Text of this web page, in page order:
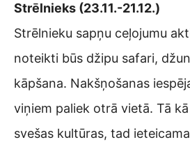
Strēlnieks (23.11.-21.12.)
Strēlnieku sapņu ceļojumu
noteikti būs džipu safari,
kāpšana. Nakšņošanas
viņiem paliek otrā vietā. Tā
svešas kultūras, tad